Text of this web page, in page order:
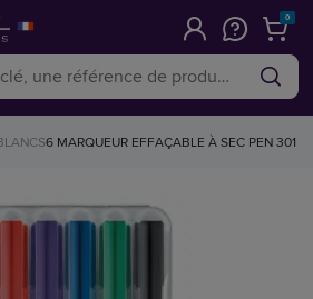
0
6 MARQUEUR EFFAÇABLE À SEC PEN 301